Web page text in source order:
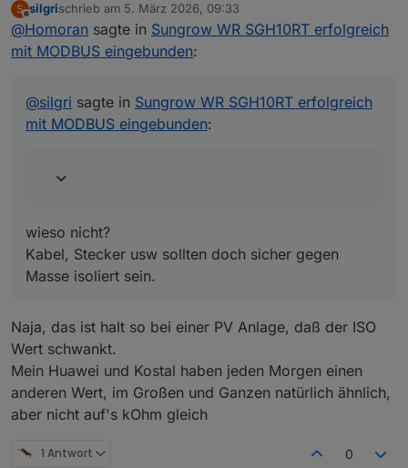
Kann ja nicht sein, bei unterschiedlichen
Feuchtegraden (Regen/Sonne).
wieso nicht?
isoliert sein.
S
Offline
silgrischrieb am 5. März 2026, 09:33
zuletzt editiert von
@Homoran sagte in Sungrow WR SGH10RT erfolgreich
mit MODBUS eingebunden:
@silgri sagte in Sungrow WR SGH10RT erfolgreich
mit MODBUS eingebunden:
wieso nicht?
Kabel, Stecker usw sollten doch sicher gegen
Masse isoliert sein.
Naja, das ist halt so bei einer PV Anlage, daß der ISO
Wert schwankt.
Mein Huawei und Kostal haben jeden Morgen einen
anderen Wert, im Großen und Ganzen natürlich ähnlich,
aber nicht auf's kOhm gleich
1 Antwort 0